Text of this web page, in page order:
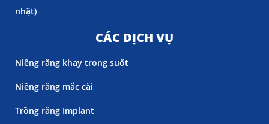
nhật)
CÁC DỊCH VỤ
Niềng răng khay trong suốt
Niềng răng mắc cài
Trồng răng Implant